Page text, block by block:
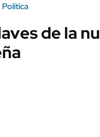
Política
de la